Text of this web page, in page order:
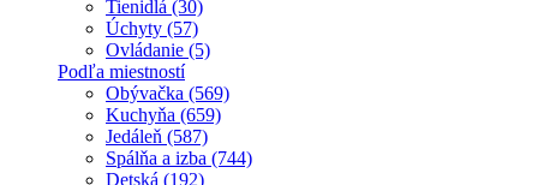
Tienidlá (30)
Úchyty (57)
Ovládanie (5)
Podľa miestností
Obývačka (569)
Kuchyňa (659)
Jedáleň (587)
Spálňa a izba (744)
Detská (192)